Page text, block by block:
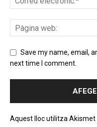
Save my name, email,
next time I comment.
Aquest lloc utilitza Akismet